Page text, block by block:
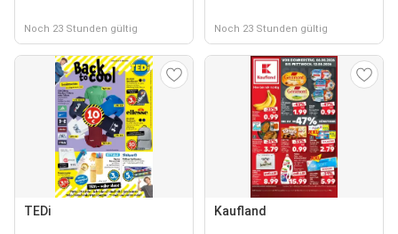
Noch 23 Stunden gültig Noch 23 Stunden gültig
TEDi Kaufland